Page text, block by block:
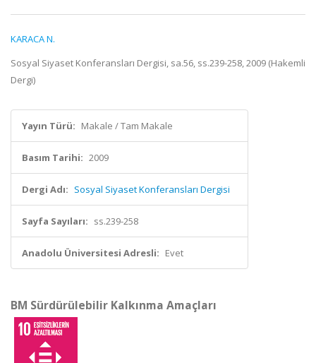
KARACA N.
Sosyal Siyaset Konferansları Dergisi, sa.56, ss.239-258, 2009 (Hakemli
Dergi)
Yayın Türü: Makale / Tam Makale
Basım Tarihi: 2009
Dergi Adı: Sosyal Siyaset Konferansları Dergisi
Sayfa Sayıları: ss.239-258
Anadolu Üniversitesi Adresli: Evet
BM Sürdürülebilir Kalkınma Amaçları